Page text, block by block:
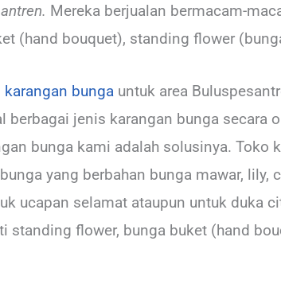
Mereka berjualan bermacam-
(hand bouquet), standing flower
bungauntuk area
berbagai jenis karangan bunga secara
bunga kami adalah solusinya. Toko
yang berbahan bunga mawar, lily,
ucapan selamat ataupun untuk duka
standing flower, bunga buket (hand